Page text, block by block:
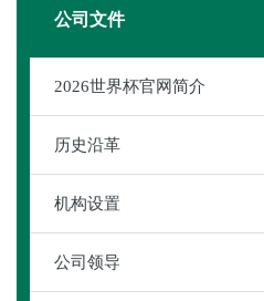
公司文件
​2026世界杯官网简介
历史沿革
机构设置
公司领导